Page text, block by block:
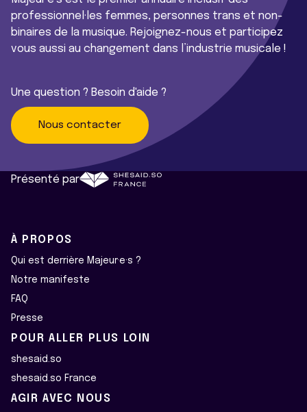
professionnel·les femmes, personnes trans et non-
binaires de la musique. Rejoignez-nous et participez
vous aussi au changement dans l’industrie musicale !
Une question ? Besoin d'aide ?
Nous contacter
Présenté par
À PROPOS
Qui est derrière Majeur·e·s ?
Notre manifeste
FAQ
Presse
POUR ALLER PLUS LOIN
shesaid.so
shesaid.so France
AGIR AVEC NOUS